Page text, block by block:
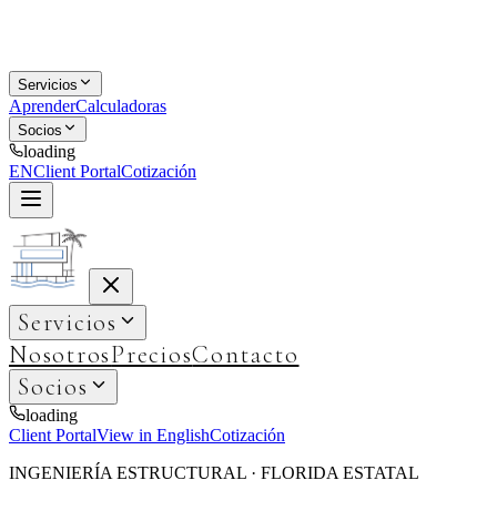
Servicios
AprenderCalculadoras
Socios
loading
ENClient PortalCotización
Servicios
NosotrosPreciosContacto
Socios
loading
Client PortalView in EnglishCotización
INGENIERÍA ESTRUCTURAL · FLORIDA ESTATAL